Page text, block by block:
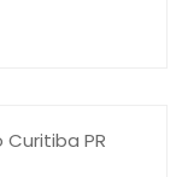
Curitiba PR